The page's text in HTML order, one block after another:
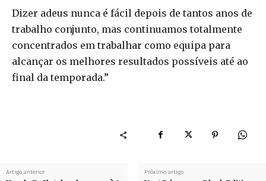
Dizer adeus nunca é fácil depois de tantos anos de
trabalho conjunto, mas continuamos totalmente
concentrados em trabalhar como equipa para
alcançar os melhores resultados possíveis até ao
final da temporada.”
Artigo anterior Próximo artigo